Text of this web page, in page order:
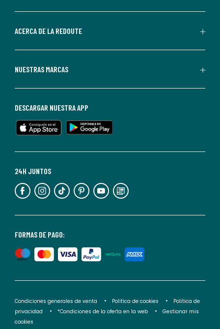
parte
Redoute.
de
en
cualquier
Para
información,
puedes
de
privacidad</2>.
ACERCA DE LA REDOUTE
NUESTRAS MARCAS
FORMAS DE PAGO:
24H JUNTOS
DESCARGAR NUESTRA APP
Condiciones generales de venta Politica de cookies
Politica de
privacidad
*Condiciones de la oferta en la web
Gestionar mis
cookies